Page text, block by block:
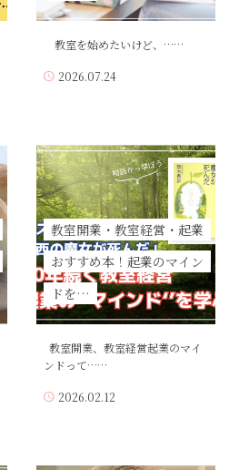
教室を始めたいけど、……
2026.07.24
教室開業・教室経営・起業
おすすめ本！起業のマイン
ドを…
教室開業、教室経営起業のマイ
ンドって……
2026.02.12